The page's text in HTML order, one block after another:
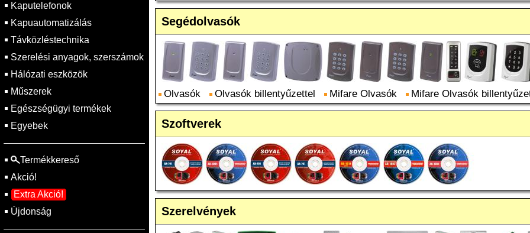
Kaputelefonok
Kapuautomatizálás
Távközléstechnika
Szerelési anyagok, szerszámok
Hálózati eszközök
Műszerek
Egészségügyi termékek
Egyebek
Termékkereső
Akció!
Extra Akció!
Újdonság
Segédolvasók
Olvasók Olvasók billentyűzettel Mifare Olvasók Mifare Olvasók
Szoftverek
Szerelvények